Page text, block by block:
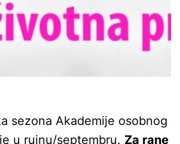
sezona Akademije osobnog
u rujnu/septembru. Za rane